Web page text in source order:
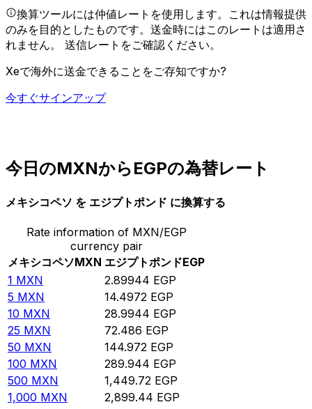
換算ツールには仲値レートを使用します。これは情報提供
のみを目的としたものです。送金時にはこのレートは適用さ
れません。 送信レートをご確認ください。
Xeで海外に送金できることをご存知ですか?
今すぐサインアップ
今日のMXNからEGPの為替レート
メキシコペソ を エジプトポンド に換算する
Rate information of MXN/EGP
currency pair
メキシコペソMXN エジプトポンドEGP
1 MXN 2.89944 EGP
5 MXN 14.4972 EGP
10 MXN 28.9944 EGP
25 MXN 72.486 EGP
50 MXN 144.972 EGP
100 MXN 289.944 EGP
500 MXN 1,449.72 EGP
1,000 MXN 2,899.44 EGP